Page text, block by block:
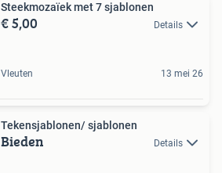
Steekmozaïek met 7 sjablonen
€ 5,00 Details
Vleuten 13 mei 26
Tekensjablonen/ sjablonen
Bieden Details